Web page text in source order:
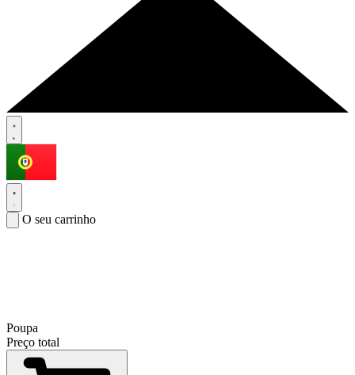
O seu carrinho
Poupa
Preço total